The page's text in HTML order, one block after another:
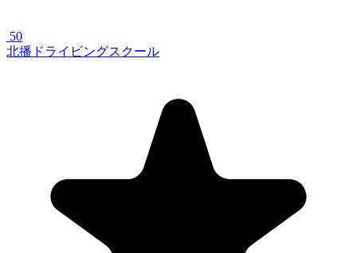
50
北播ドライビングスクール